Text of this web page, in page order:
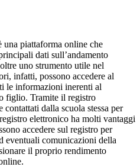
una piattaforma online che
dati sull’andamento
uno strumento utile nel
infatti, possono accedere al
le informazioni inerenti al
figlio. Tramite il registro
contattati dalla scuola stessa per
elettronico ha molti vantaggi
accedere sul registro per
eventuali comunicazioni della
il proprio rendimento